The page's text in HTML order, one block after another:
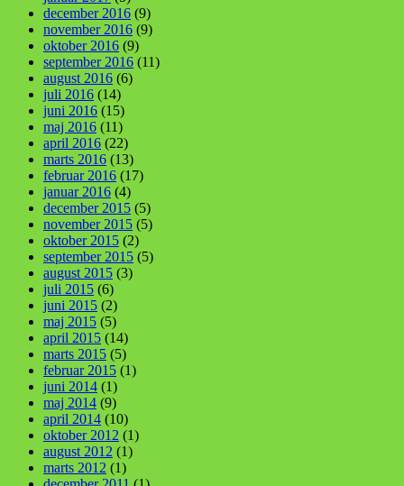
december 2016 (9)
november 2016 (9)
oktober 2016 (9)
september 2016 (11)
august 2016 (6)
juli 2016 (14)
juni 2016 (15)
maj 2016 (11)
april 2016 (22)
marts 2016 (13)
februar 2016 (17)
januar 2016 (4)
december 2015 (5)
november 2015 (5)
oktober 2015 (2)
september 2015 (5)
august 2015 (3)
juli 2015 (6)
juni 2015 (2)
maj 2015 (5)
april 2015 (14)
marts 2015 (5)
februar 2015 (1)
juni 2014 (1)
maj 2014 (9)
april 2014 (10)
oktober 2012 (1)
august 2012 (1)
marts 2012 (1)